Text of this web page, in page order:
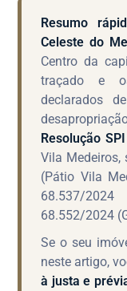
Resumo
Celeste do
Centro da
traçado e
declarados
Resolução
Vila Medeiros,
(Pátio Vila
68.537/
68.552/2024
Se o seu
neste artigo,
à justa e